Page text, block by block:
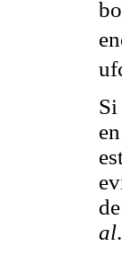
al